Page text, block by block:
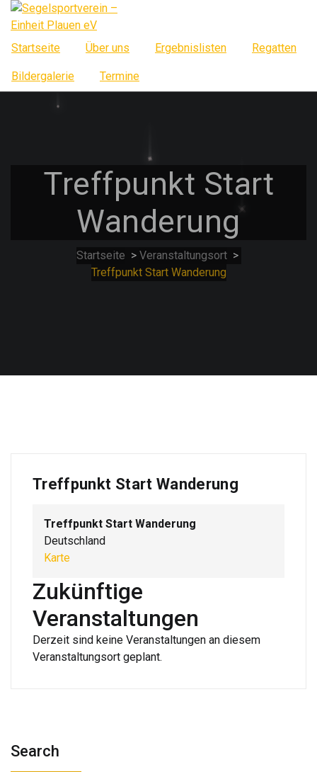
Springe
zum
InhaltStartseite Über uns Ergebnislisten Regatten
Bildergalerie Termine
Treffpunkt Start
Wanderung
Startseite > Veranstaltungsort>
Treffpunkt Start Wanderung
Treffpunkt Start Wanderung
Treffpunkt Start Wanderung
Deutschland
KarteTreffpunkt
Wanderung
Zukünftige
Veranstaltungen
Derzeit sind keine Veranstaltungen an diesem
Veranstaltungsort geplant.
Search